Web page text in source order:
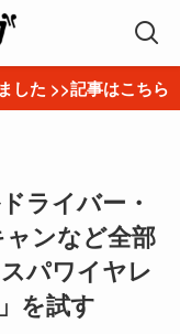
した >>記事はこちら
ライバー・
ンなど全部
パワイヤレ
を試す